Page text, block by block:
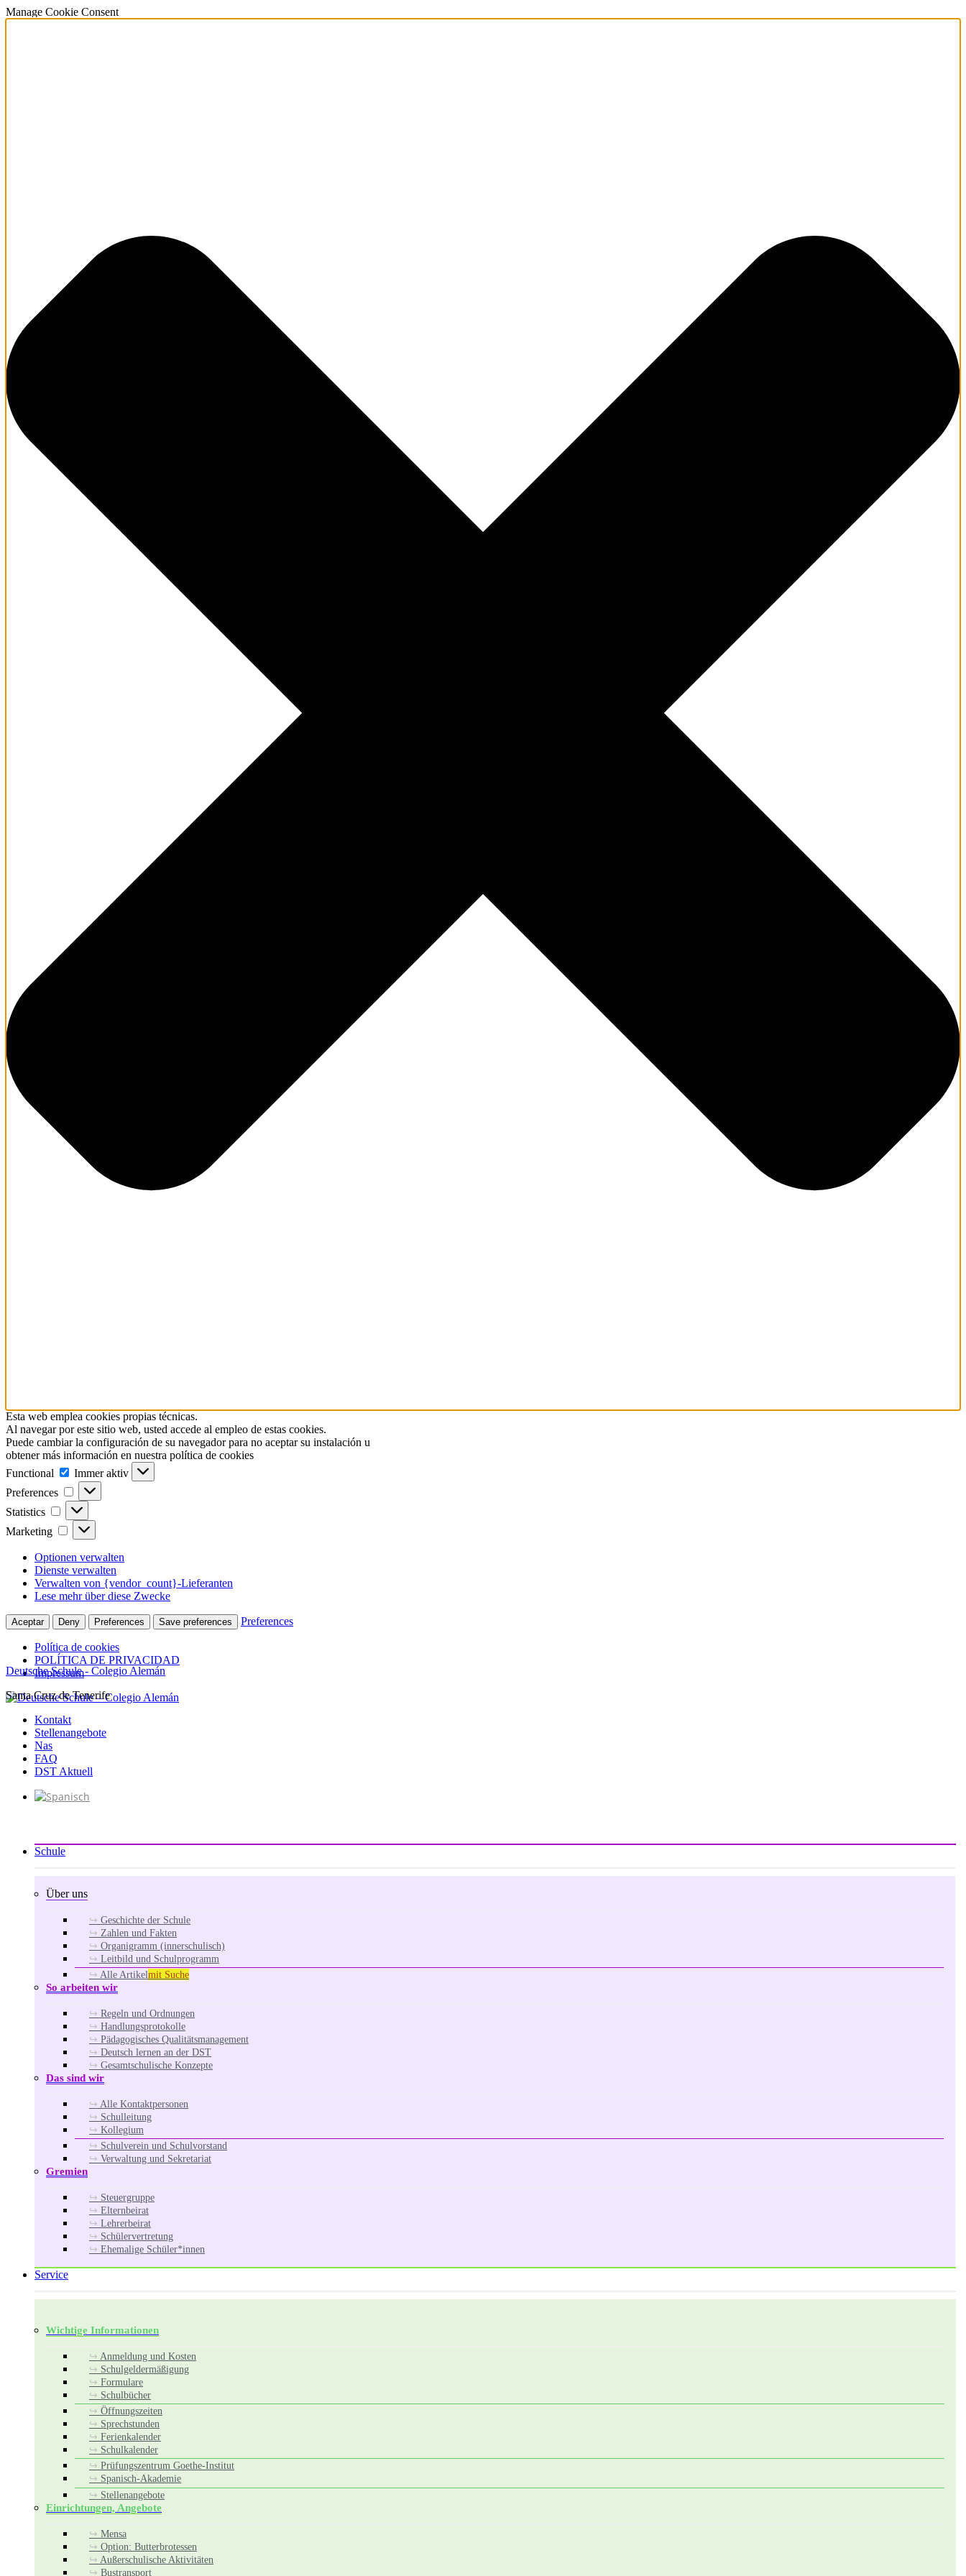
Manage Cookie Consent
Esta web emplea cookies propias técnicas.
Al navegar por este sitio web, usted accede al empleo de estas cookies.
Puede cambiar la configuración de su navegador para no aceptar su instalación u
obtener más información en nuestra política de cookies
Functional
Functional
Immer aktiv
Preferences
Preferences
Statistics Statistics
Marketing Marketing
Optionen verwalten
Dienste verwalten
Verwalten von {vendor_count}-Lieferanten
Lese mehr über diese Zwecke
Aceptar Deny Preferences Save preferences Preferences
Política de cookies
POLÍTICA DE PRIVACIDAD
Impressum
Zum
springen
Deutsche Schule - Colegio Alemán
Santa Cruz de Tenerife
Kontakt
Stellenangebote
Nas
FAQ
DST Aktuell
Schule
Über uns
Geschichte der Schule
Zahlen und Fakten
Organigramm (innerschulisch)
Leitbild und Schulprogramm
Alle Artikelmit Suche
So arbeiten wir
Regeln und Ordnungen
Handlungsprotokolle
Pädagogisches Qualitätsmanagement
Deutsch lernen an der DST
Gesamtschulische Konzepte
Das sind wir
Alle Kontaktpersonen
Schulleitung
Kollegium
Schulverein und Schulvorstand
Verwaltung und Sekretariat
Gremien
Steuergruppe
Elternbeirat
Lehrerbeirat
Schülervertretung
Ehemalige Schüler*innen
Service
Wichtige Informationen
Anmeldung und Kosten
Schulgeldermäßigung
Formulare
Schulbücher
Öffnungszeiten
Sprechstunden
Ferienkalender
Schulkalender
Prüfungszentrum Goethe-Institut
Spanisch-Akademie
Stellenangebote
Einrichtungen, Angebote
Mensa
Option: Butterbrotessen
Außerschulische Aktivitäten
Bustransport